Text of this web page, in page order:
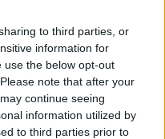
to third parties, or
information for
use the below opt-out
note that after your
continue seeing
information utilized by
to third parties prior to